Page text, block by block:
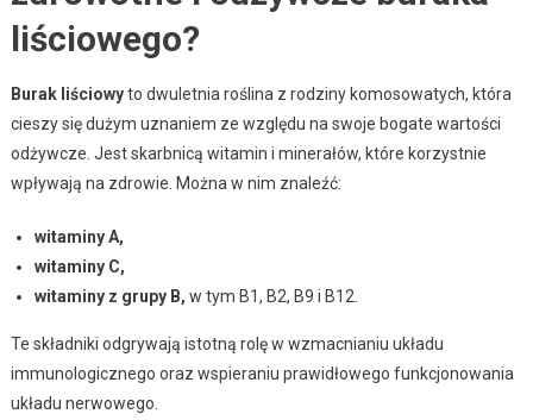
liściowego?
Burak liściowyto dwuletnia roślina z rodziny komosowatych, która
cieszy się dużym uznaniem ze względu na swoje bogate wartości
odżywcze. Jest skarbnicą witamin i minerałów, które korzystnie
wpływają na zdrowie. Można w nim znaleźć:
witaminy A,
witaminy C,
witaminy z grupy B, w tym B1, B2, B9 i B12.
Te składniki odgrywają istotną rolę w wzmacnianiu układu
immunologicznego oraz wspieraniu prawidłowego funkcjonowania
układu nerwowego.